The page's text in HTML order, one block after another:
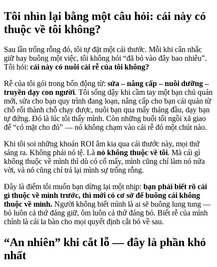
Tôi nhìn lại bằng một câu hỏi: cái này có
thuộc về tôi không?
Sau lần trống rỗng đó, tôi tự đặt một cái thước. Mỗi khi cân nhắc
giữ hay buông một việc, tôi không hỏi “đã bỏ vào đây bao nhiêu”.
Tôi hỏi: cái này có nuôi cái rễ của tôi không?
Rễ của tôi gói trong bốn động từ: sửa – nâng cấp – nuôi dưỡng –
truyền dạy con người. Tôi sống dậy khi cầm tay một bạn chủ quán
mới, sửa cho bạn quy trình đang loạn, nâng cấp cho bạn cái quán từ
chỗ rối thành chỗ chạy được, nuôi bạn qua mấy tháng đầu, dạy bạn
tự đứng. Đó là lúc tôi thấy mình. Còn những buổi tối ngồi xã giao
để “có mặt cho đủ” — nó không chạm vào cái rễ đó một chút nào.
Khi tôi soi những khoản ROI âm kia qua cái thước này, mọi thứ
sáng ra. Không phải nó tệ. Là nó không thuộc về tôi. Mà cái gì
không thuộc về mình thì dù có cố mấy, mình cũng chỉ làm nó nửa
vời, và nó cũng chỉ trả lại mình sự trống rỗng.
Đây là điểm tôi muốn bạn dừng lại một nhịp: bạn phải biết rõ cái
gì thuộc về mình trước, thì mới có cơ sở để buông cái không
thuộc về mình. Người không biết mình là ai sẽ buông lung tung —
bỏ luôn cả thứ đáng giữ, ôm luôn cả thứ đáng bỏ. Biết rễ của mình
chính là cái la bàn cho mọi quyết định cắt bỏ về sau.
“An nhiên” khi cắt lỗ — đây là phần khó
nhất